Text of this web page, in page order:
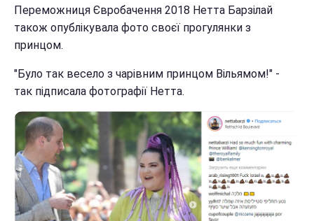
Переможниця Євробачення 2018 Нетта Барзілай
також опублікувала фото своєї прогулянки з
принцом.
"Було так весело з чарівним принцом Вільямом!" -
так підписала фотографії Нетта.